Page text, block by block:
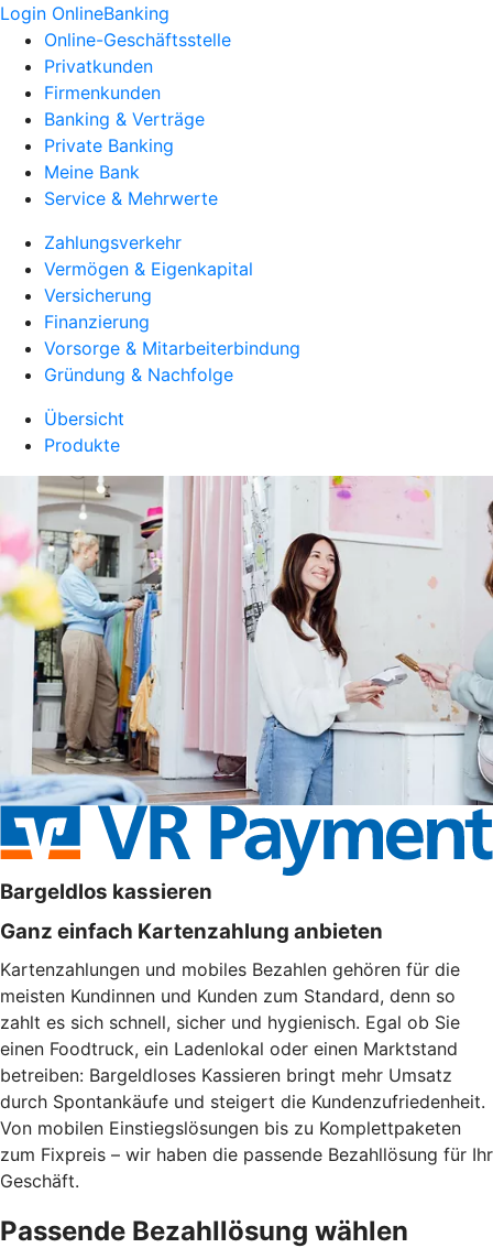
Login OnlineBanking
Online-Geschäftsstelle
Privatkunden
Firmenkunden
Banking & Verträge
Private Banking
Meine Bank
Service & Mehrwerte
Zahlungsverkehr
Vermögen & Eigenkapital
Versicherung
Finanzierung
Vorsorge & Mitarbeiterbindung
Gründung & Nachfolge
Übersicht
Produkte
Bargeldlos kassieren
Ganz einfach Kartenzahlung anbieten
Kartenzahlungen und mobiles Bezahlen gehören für die
meisten Kundinnen und Kunden zum Standard, denn so
zahlt es sich schnell, sicher und hygienisch. Egal ob Sie
einen Foodtruck, ein Ladenlokal oder einen Marktstand
betreiben: Bargeldloses Kassieren bringt mehr Umsatz
durch Spontankäufe und steigert die Kundenzufriedenheit.
Von mobilen Einstiegslösungen bis zu Komplettpaketen
zum Fixpreis – wir haben die passende Bezahllösung für Ihr
Geschäft.
Passende Bezahllösung wählen